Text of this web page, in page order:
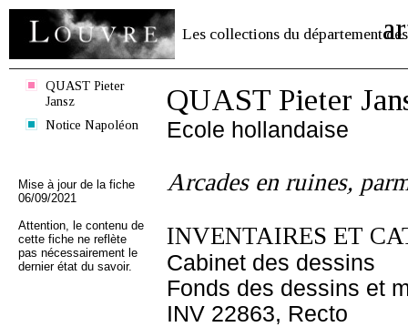
Les collections du département des
QUAST Pieter
Jansz
Notice Napoléon
Mise à jour de la fiche
06/09/2021
Attention, le contenu de
cette fiche ne reflète
pas nécessairement le
dernier état du savoir.
QUAST Pieter
Ecole hollandaise
Arcades en ruines,
INVENTAIRES ET
Cabinet des dessins
Fonds des dessins et
INV 22863, Recto